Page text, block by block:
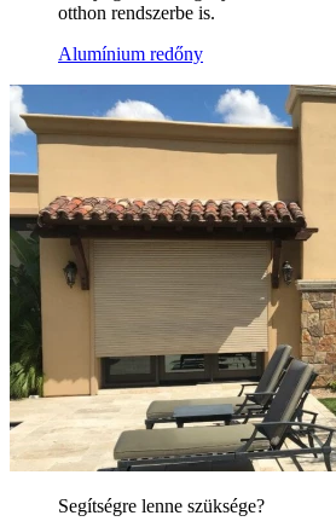
otthon rendszerbe is.
Alumínium redőny
Segítségre lenne szüksége?